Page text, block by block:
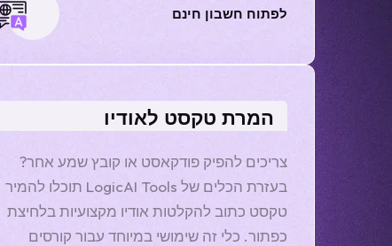
לפתוח חשבון חינם
המרת טקסט לאודיו
צריכים להפיק פודקאסט או קובץ שמע אחר?
בעזרת הכלים של LogicAI Tools תוכלו להמיר
טקסט כתוב להקלטות אודיו מקצועיות בלחיצת
כפתור. כלי זה שימושי במיוחד עבור קורסים